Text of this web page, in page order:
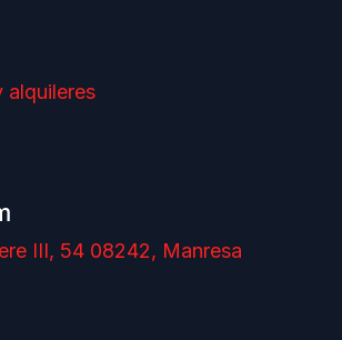
alquileres
III, 54 08242, Manresa